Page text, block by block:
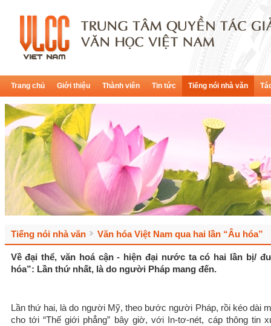
Trang chủ Giới thiệu Thành viên Tin tức Tiếng nói nhà văn
Tiếng nói nhà văn Văn hóa Việt Nam qua hai lần “Âu hóa”
Về đại thể, văn hoá cận - hiện đại nước ta có hai lần bị/
hóa”: Lần thứ nhất, là do người Pháp mang đến.
Lần thứ hai, là do người Mỹ, theo bước người Pháp, rồi kéo dài
cho tới “Thế giới phẳng” bây giờ, với In-tơ-nét, cáp thông tin